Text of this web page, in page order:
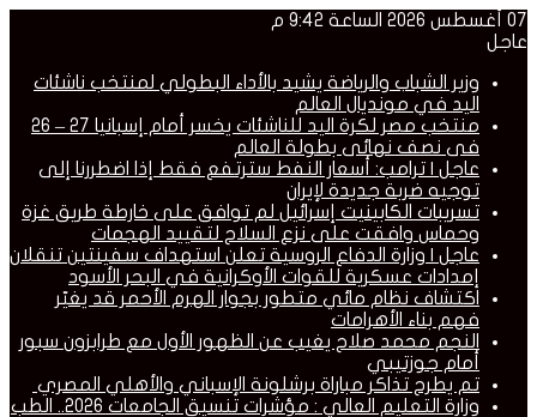
07 أغسطس 2026 الساعة 9:42 م
عاجل
وزير الشباب والرياضة يشيد بالأداء البطولي لمنتخب ناشئات
اليد في مونديال العالم
منتخب مصر لكرة اليد للناشئات يخسر أمام إسبانيا 27 – 26
فى نصف نهائى بطولة العالم
عاجل | ترامب: أسعار النفط سترتفع فقط إذا اضطررنا إلى
توجيه ضربة جديدة لإيران
تسريبات الكابينيت إسرائيل لم توافق على خارطة طريق غزة
وحماس وافقت على نزع السلاح لتقييد الهجمات
عاجل | وزارة الدفاع الروسية تعلن استهداف سفينتين تنقلان
إمدادات عسكرية للقوات الأوكرانية في البحر الأسود
اكتشاف نظام مائي متطور بجوار الهرم الأحمر قد يغيّر
فهم بناء الأهرامات
النجم محمد صلاح يغيب عن الظهور الأول مع طرابزون سبور
أمام جوزتيبي
تم يطرح تذاكر مباراة برشلونة الإسباني والأهلي المصري
وزارة التعليم العالي : مؤشرات تنسيق الجامعات 2026.. الطب